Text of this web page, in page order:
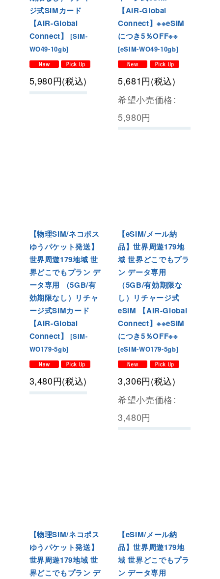
ジ式SIMカード
【AIR-Global
Connect】
[SIM-
WO49-10gb]
5,980円(税込)
【AIR-Global
Connect】※※eSIM
につき5％OFF※※
[eSIM-WO49-10gb]
5,681円(税込)
希望小売価格:
5,980円
【物理SIM/ネコポス
ゆうパケット発送】
世界周遊179地域 世
界どこでもプラン デ
ータ専用 （5GB/有
効期限なし）リチャ
ージ式SIMカード
【AIR-Global
Connect】
[SIM-
WO179-5gb]
3,480円(税込)
【eSIM/メール納
品】世界周遊179地
域 世界どこでもプラ
ン データ専用
（5GB/有効期限な
し）リチャージ式
eSIM 【AIR-Global
Connect】※※eSIM
につき5％OFF※※
[eSIM-WO179-5gb]
3,306円(税込)
希望小売価格:
3,480円
【物理SIM/ネコポス
ゆうパケット発送】
世界周遊179地域 世
界どこでもプラン デ
【eSIM/メール納
品】世界周遊179地
域 世界どこでもプラ
ン データ専用